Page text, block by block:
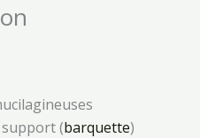
support (barquette)